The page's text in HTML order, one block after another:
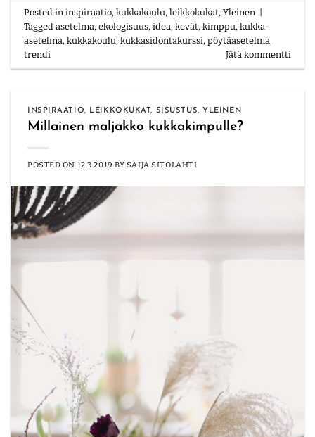
Posted ininspiraatio,kukkakoulu,leikkokukat,Yleinen
Taggedasetelma,ekologisuus,idea,kevät,kimppu,kukka-
asetelma,kukkakoulu,kukkasidontakurssi,pöytäasetelma,
trendi
Jätä kommentti
INSPIRAATIO, LEIKKOKUKAT, SISUSTUS, YLEINEN
Millainen maljakko kukkakimpulle?
POSTED ON 12.3.2019 BY SAIJA SITOLAHTI